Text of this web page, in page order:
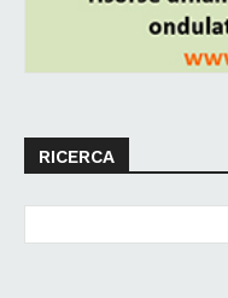
RICERCA